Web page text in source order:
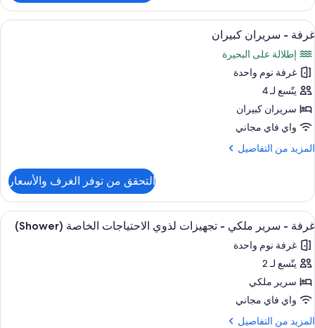
غرفة
سرير
ملكي
استعراض
جميع
صور
غرفة
-
سريران
كبيران
أغطية فراش متميزة وخزنة داخل الغرفة
5
غرفة - سريران كبيران
إطلالة على البحيرة
غرفة نوم واحدة
يتّسع لـ 4
سريران كبيران
واي فاي مجاني
المزيد من التفاصيل
المزيد
غرفة
سريران
كبيران
التحقق من توفر الغرف والأسعار
استعراض
جميع
صور
غرفة
-
سرير
ملكي
أغطية فراش متميزة وخزنة داخل الغرفة
3
غرفة - سرير ملكي - تجهيزات لذوي الاحتياجات الخاصة (Shower)
غرفة نوم واحدة
يتّسع لـ 2
سرير ملكي
واي فاي مجاني
المزيد من التفاصيل
المزيد